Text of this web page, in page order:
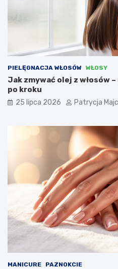
PIELĘGNACJA WŁOSÓW WŁOSY
Jak zmywać olej z włosów
po kroku
25 lipca 2026 Patrycja
MANICURE PAZNOKCIE